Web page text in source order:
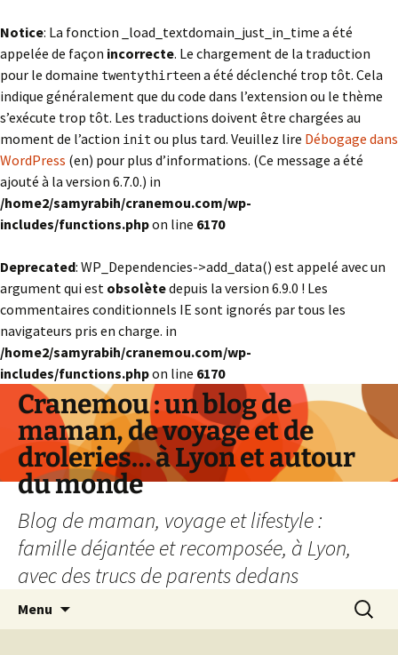
Notice: La fonction _load_textdomain_just_in_time a été
appelée de façon incorrecte. Le chargement de la traduction
pour le domaine twentythirteena été déclenché trop tôt. Cela
indique généralement que du code dans l’extension ou le thème
s’exécute trop tôt. Les traductions doivent être chargées au
moment de l’action init ou plus tard. Veuillez lire Débogage dans
WordPress (en) pour plus d’informations. (Ce message a été
ajouté à la version 6.7.0.) in
/home2/samyrabih/cranemou.com/wp-
includes/functions.phpon line 6170
Deprecated: WP_Dependencies->add_data() est appelé avec un
argument qui est obsolètedepuis la version 6.9.0 ! Les
commentaires conditionnels IE sont ignorés par tous les
navigateurs pris en charge. in
/home2/samyrabih/cranemou.com/wp-
includes/functions.phpon line 6170
Cranemou : un blog de
maman, de voyage et de
droleries… à Lyon et autour
du monde
Blog de maman, voyage et lifestyle :
famille déjantée et recomposée, à Lyon,
avec des trucs de parents dedans
Menu